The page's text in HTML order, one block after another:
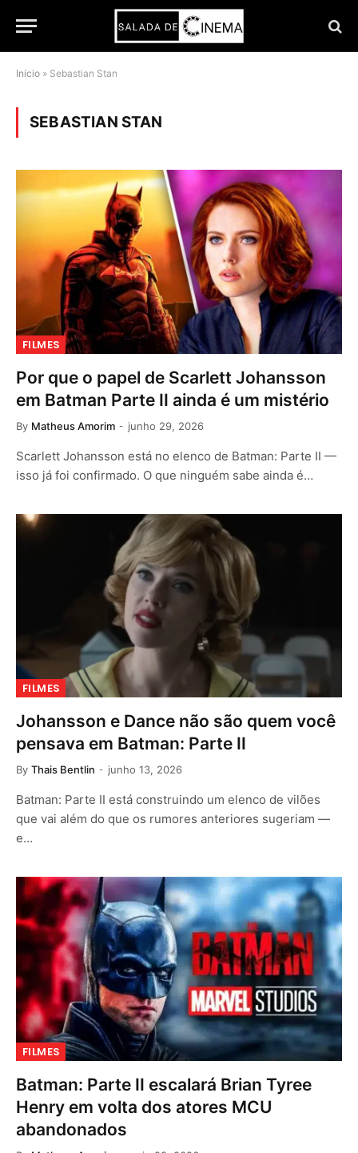
Início » Sebastian Stan
SEBASTIAN STAN
FILMES
Por que o papel de Scarlett Johansson
em Batman Parte II ainda é um mistério
By Matheus Amorim junho 29, 2026
Scarlett Johansson está no elenco de Batman: Parte II —
isso já foi confirmado. O que ninguém sabe ainda é…
FILMES
Johansson e Dance não são quem você
pensava em Batman: Parte II
By Thais Bentlin junho 13, 2026
Batman: Parte II está construindo um elenco de vilões
que vai além do que os rumores anteriores sugeriam —
e…
FILMES
Batman: Parte II escalará Brian Tyree
Henry em volta dos atores MCU
abandonados